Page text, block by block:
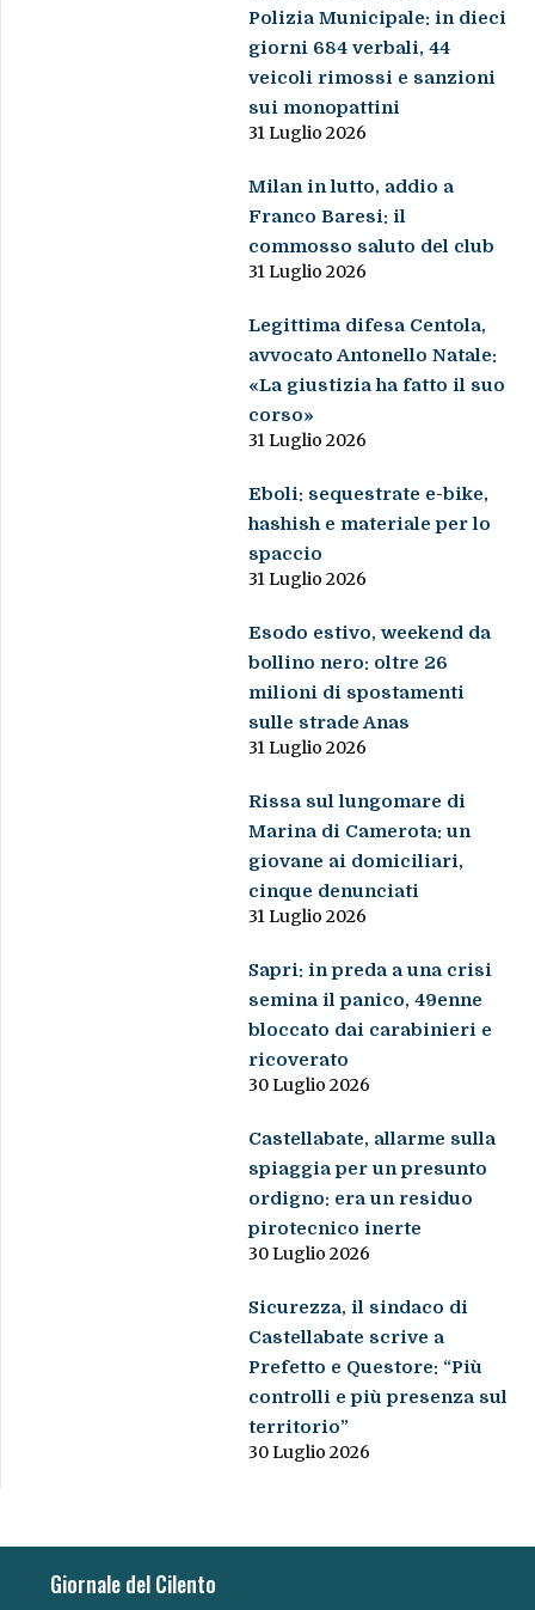
Polizia Municipale: in dieci
giorni 684 verbali, 44
veicoli rimossi e sanzioni
sui monopattini
31 Luglio 2026
Milan in lutto, addio a
Franco Baresi: il
commosso saluto del club
31 Luglio 2026
Legittima difesa Centola,
avvocato Antonello Natale:
«La giustizia ha fatto il suo
corso»
31 Luglio 2026
Eboli: sequestrate e-bike,
hashish e materiale per lo
spaccio
31 Luglio 2026
Esodo estivo, weekend da
bollino nero: oltre 26
milioni di spostamenti
sulle strade Anas
31 Luglio 2026
Rissa sul lungomare di
Marina di Camerota: un
giovane ai domiciliari,
cinque denunciati
31 Luglio 2026
Sapri: in preda a una crisi
semina il panico, 49enne
bloccato dai carabinieri e
ricoverato
30 Luglio 2026
Castellabate, allarme sulla
spiaggia per un presunto
ordigno: era un residuo
pirotecnico inerte
30 Luglio 2026
Sicurezza, il sindaco di
Castellabate scrive a
Prefetto e Questore: “Più
controlli e più presenza sul
territorio”
30 Luglio 2026
Giornale del Cilento